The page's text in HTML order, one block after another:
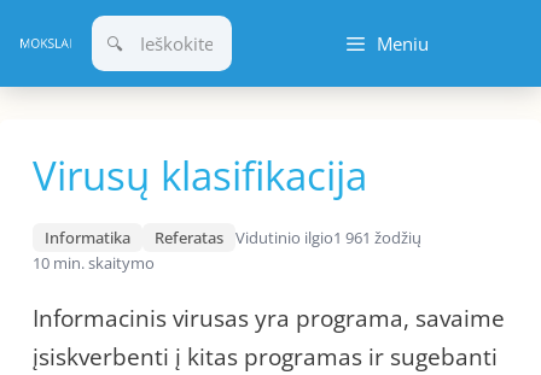
prie
turinio
Meniu
Virusų klasifikacija
Informatika Referatas Vidutinio ilgio1 961 žodžių
10 min. skaitymo
Informacinis virusas yra programa, savaime
įsiskverbenti į kitas programas ir sugebanti